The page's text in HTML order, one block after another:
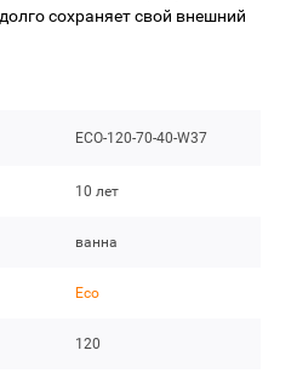
сохраняет свой внешний
ECO-120-70-40-W37
10 лет
ванна
Eco
120